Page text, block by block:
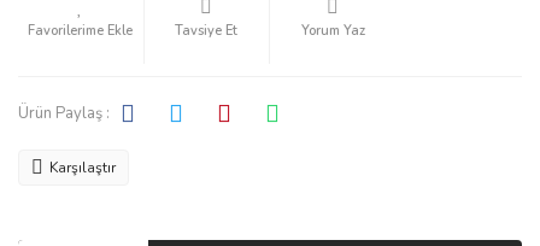
Tavsiye Et Yorum Yaz
Ürün Paylaş :
Karşılaştır